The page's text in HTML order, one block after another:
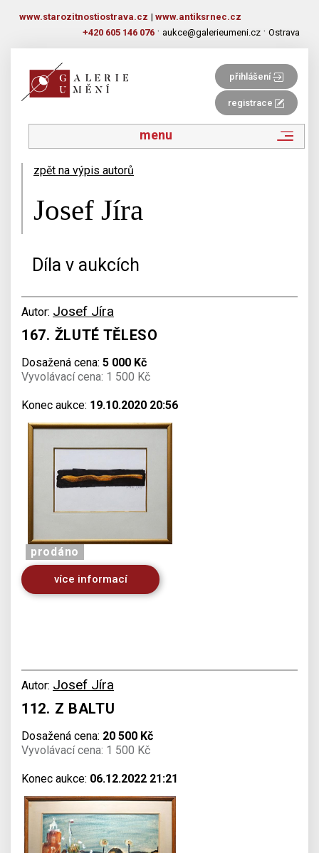
www.starozitnostiostrava.cz | www.antiksrnec.cz
+420 605 146 076 · aukce@galerieumeni.cz · Ostrava
přihlášení
registrace
menu
zpět na výpis autorů
Josef Jíra
Díla v aukcích
Autor: Josef Jíra
167. ŽLUTÉ TĚLESO
Dosažená cena: 5 000 Kč
Vyvolávací cena: 1 500 Kč
Konec aukce: 19.10.2020 20:56
prodáno
více informací
Autor: Josef Jíra
112. Z BALTU
Dosažená cena: 20 500 Kč
Vyvolávací cena: 1 500 Kč
Konec aukce: 06.12.2022 21:21